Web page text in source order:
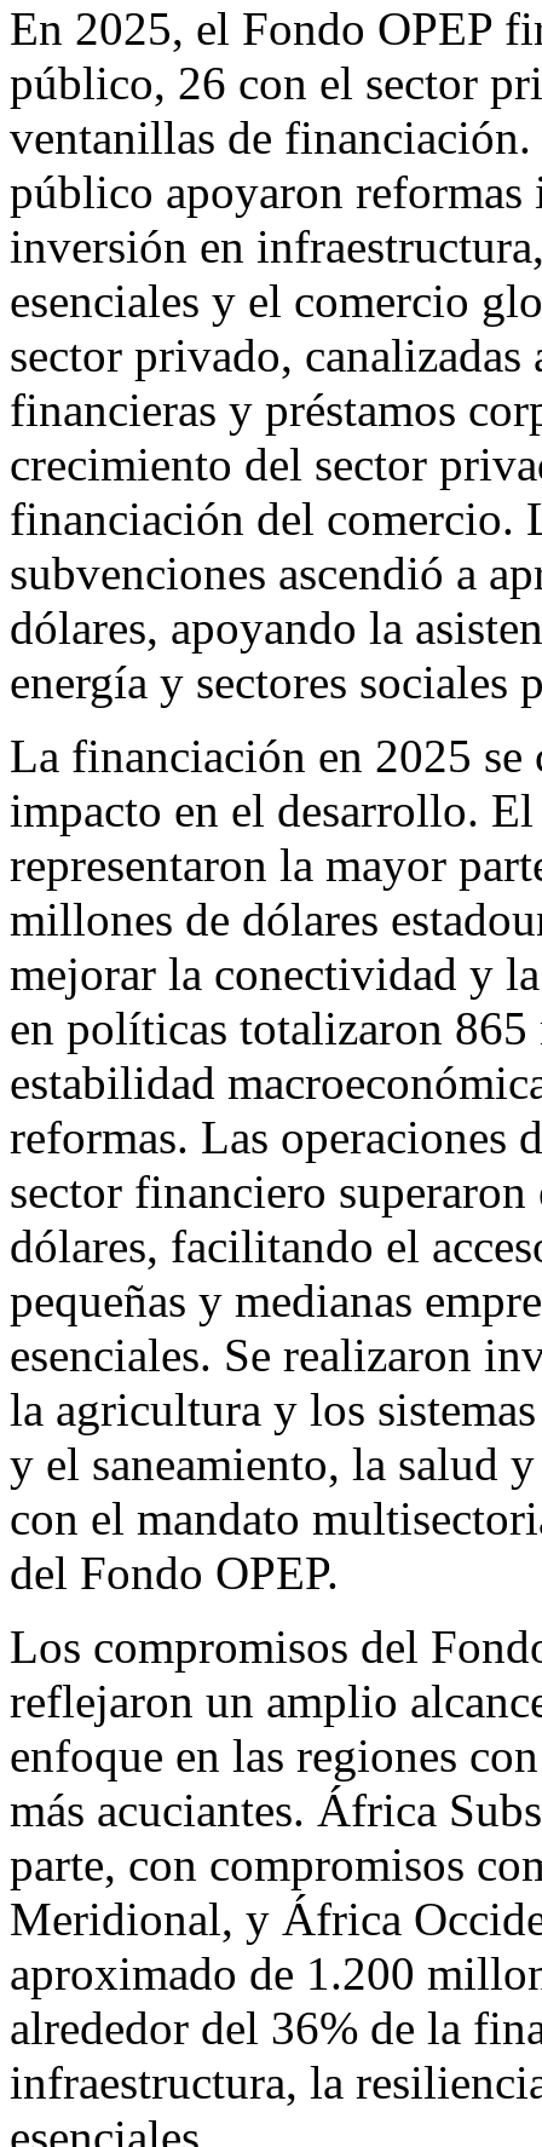
En 2025, el Fondo OPEP
público, 26 con el sector
ventanillas de
público apoyaron
inversión en
esenciales y el comercio
sector privado,
financieras y préstamos
crecimiento del sector
financiación del comercio.
subvenciones ascendió a
dólares, apoyando la
energía y sectores sociales
La financiación en 2025 se
impacto en el desarrollo.
representaron la mayor
millones de dólares
mejorar la conectividad y
en políticas totalizaron
estabilidad
reformas. Las operaciones
sector financiero
dólares, facilitando el
pequeñas y medianas
esenciales. Se realizaron
la agricultura y los
y el saneamiento, la salud
con el mandato
del Fondo OPEP.
Los compromisos del
reflejaron un amplio
enfoque en las regiones
más acuciantes. África
parte, con compromisos
Meridional, y África
aproximado de 1.200
alrededor del 36% de la
infraestructura, la
esenciales.